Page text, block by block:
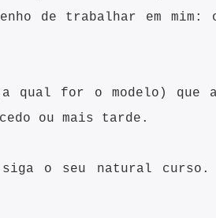
de trabalhar em
for o modelo) que
ou mais tarde.
siga o seu natural